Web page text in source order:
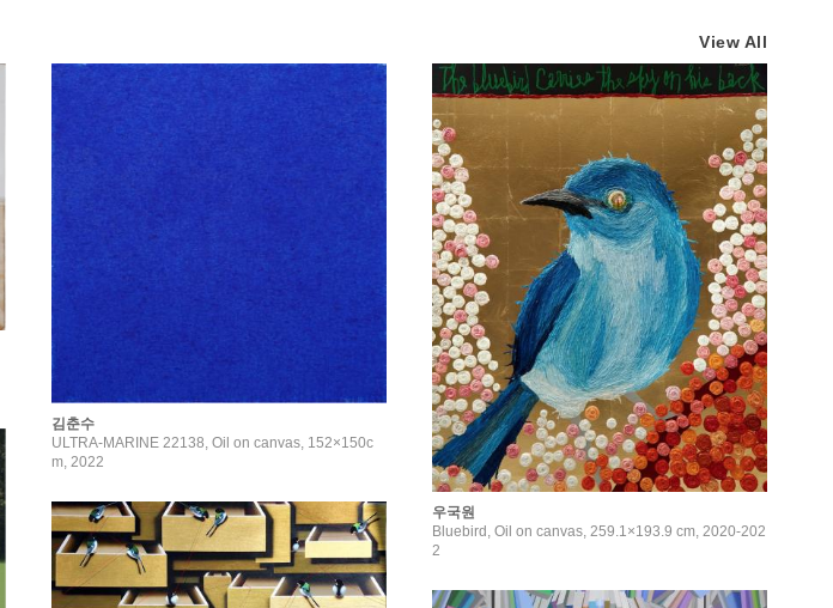
View All
김춘수
ULTRA-MARINE 22138, Oil on canvas, 152×150c
m, 2022
우국원
Bluebird, Oil on canvas, 259.1×193.9 cm, 2020-202
2